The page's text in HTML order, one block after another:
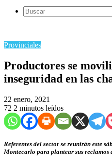
Provinciales
Productores se
inseguridad en las
22 enero, 2021
72 2 minutos leídos
Referentes del sector se reunirán este
Montecarlo para plantear sus reclamos